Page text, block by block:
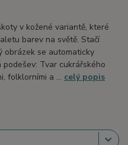
v kožené variantě, které
barev na světě. Stačí
obrázek se automaticky
podešev: Tvar cukrářského
folklorními a ... celý popis